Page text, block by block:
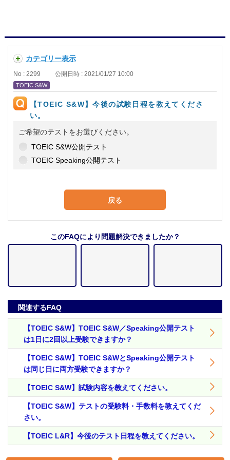
カテゴリー表示
No : 2299 公開日時 : 2021/01/27 10:00
TOEIC S&W
【TOEIC S&W】今後の試験日程を教えてくださ
い。
ご希望のテストをお選びください。
TOEIC S&W公開テスト
TOEIC Speaking公開テスト
戻る
このFAQにより問題解決できましたか？
関連するFAQ
【TOEIC S&W】TOEIC S&W／Speaking公開テスト
は1日に2回以上受験できますか？
【TOEIC S&W】TOEIC S&WとSpeaking公開テスト
は同じ日に両方受験できますか？
【TOEIC S&W】試験内容を教えてください。
【TOEIC S&W】テストの受験料・手数料を教えてくだ
さい。
【TOEIC L&R】今後のテスト日程を教えてください。